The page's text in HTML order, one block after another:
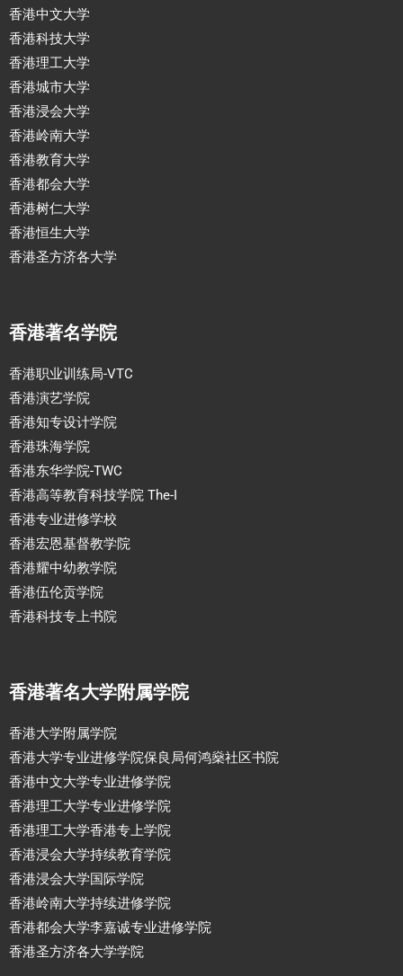
香港中文大学
香港科技大学
香港理工大学
香港城市大学
香港浸会大学
香港岭南大学
香港教育大学
香港都会大学
香港树仁大学
香港恒生大学
香港圣方济各大学
香港著名学院
香港职业训练局-VTC
香港演艺学院
香港知专设计学院
香港珠海学院
香港东华学院-TWC
香港高等教育科技学院 The-I
香港专业进修学校
香港宏恩基督教学院
香港耀中幼教学院
香港伍伦贡学院
香港科技专上书院
香港著名大学附属学院
香港大学附属学院
香港大学专业进修学院保良局何鸿燊社区书院
香港中文大学专业进修学院
香港理工大学专业进修学院
香港理工大学香港专上学院
香港浸会大学持续教育学院
香港浸会大学国际学院
香港岭南大学持续进修学院
香港都会大学李嘉诚专业进修学院
香港圣方济各大学学院